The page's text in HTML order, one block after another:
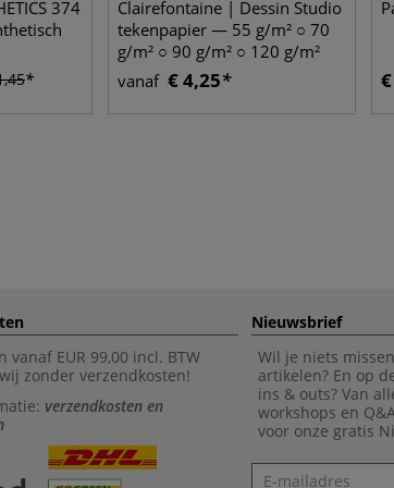
374
Clairefontaine | Dessin Studio
tekenpapier — 55 g/m² ○ 70
g/m² ○ 90 g/m² ○ 120 g/m²
vanaf € 4,25
vanaf EUR 99,00 incl. BTW
zonder verzendkosten!
verzendkosten en
Nieuwsbrief
Wil je niets
artikelen? En op
ins & outs? Van
workshops en
voor onze gratis
Nieuwsbrief